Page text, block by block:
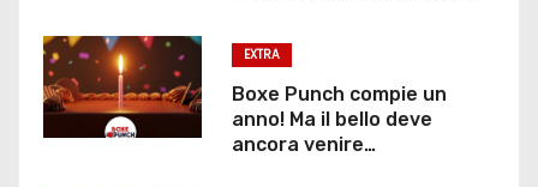
EXTRA
Boxe Punch compie un
anno! Ma il bello deve
ancora venire…